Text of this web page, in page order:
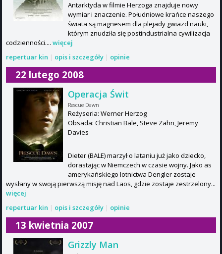
Antarktyda w filmie Herzoga znajduje nowy
wymiar i znaczenie. Południowe krańce naszego
świata są magnesem dla plejady gwiazd nauki,
którym znudziła się postindustrialna cywilizacja
codzienności.... więcej
repertuar kin | opis i szczegóły | opinie
22 lutego 2008
Operacja Świt
Rescue Dawn
Reżyseria: Werner Herzog
Obsada: Christian Bale, Steve Zahn, Jeremy
Davies
Dieter (BALE) marzył o lataniu już jako dziecko,
dorastając w Niemczech w czasie wojny. Jako as
amerykańskiego lotnictwa Dengler zostaje
wysłany w swoją pierwszą misję nad Laos, gdzie zostaje zestrzelony...
więcej
repertuar kin | opis i szczegóły | opinie
13 kwietnia 2007
Grizzly Man